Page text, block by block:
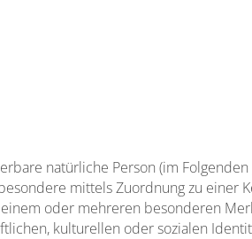
natürliche Person (im Folgenden
mittels Zuordnung zu einer
einem oder mehreren besonderen
kulturellen oder sozialen